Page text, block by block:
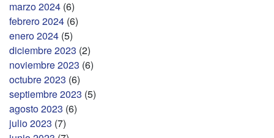
marzo 2024 (6)
febrero 2024 (6)
enero 2024 (5)
diciembre 2023 (2)
noviembre 2023 (6)
octubre 2023 (6)
septiembre 2023 (5)
agosto 2023 (6)
julio 2023 (7)